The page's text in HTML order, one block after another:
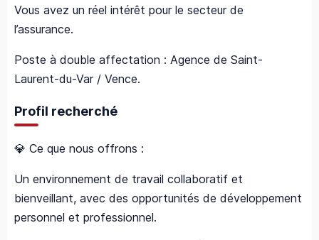
Vous avez un réel intérêt pour le secteur de
l’assurance.
Poste à double affectation : Agence de Saint-
Laurent-du-Var / Vence.
Profil recherché
💎 Ce que nous offrons :
Un environnement de travail collaboratif et
bienveillant, avec des opportunités de développement
personnel et professionnel.